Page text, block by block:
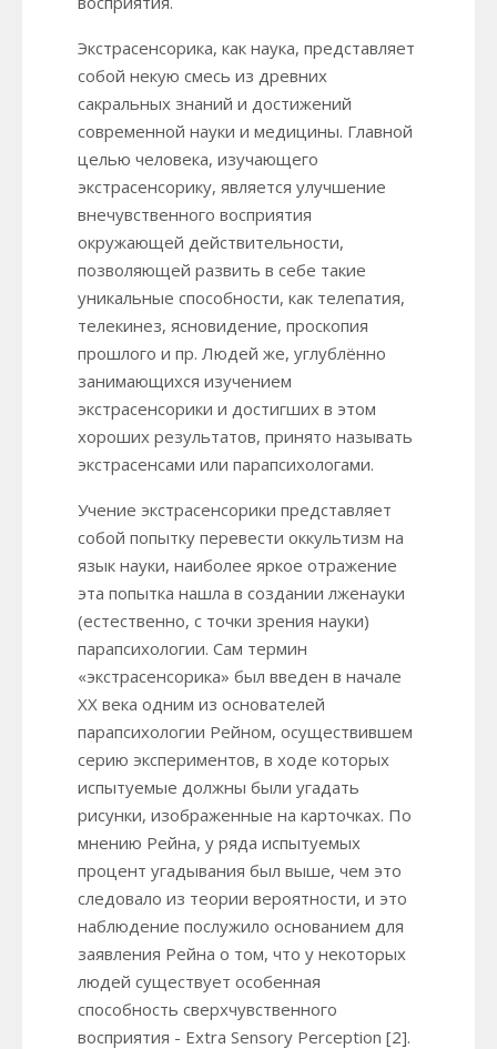
Экстрасенсорика, как наука, представляет
собой некую смесь из древних
сакральных знаний и достижений
современной науки и медицины. Главной
целью человека, изучающего
экстрасенсорику, является улучшение
внечувственного восприятия
окружающей действительности,
позволяющей развить в себе такие
уникальные способности, как телепатия,
телекинез, ясновидение, проскопия
прошлого и пр. Людей же, углублённо
занимающихся изучением
экстрасенсорики и достигших в этом
хороших результатов, принято называть
экстрасенсами или парапсихологами.
Учение экстрасенсорики представляет
собой попытку перевести оккультизм на
язык науки, наиболее яркое отражение
эта попытка нашла в создании лженауки
(естественно, с точки зрения науки)
парапсихологии. Сам термин
«экстрасенсорика» был введен в начале
XX века одним из основателей
парапсихологии Рейном, осуществившем
серию экспериментов, в ходе которых
испытуемые должны были угадать
рисунки, изображенные на карточках. По
мнению Рейна, у ряда испытуемых
процент угадывания был выше, чем это
следовало из теории вероятности, и это
наблюдение послужило основанием для
заявления Рейна о том, что у некоторых
людей существует особенная
способность сверхчувственного
восприятия - Extra Sensory Perception [2].